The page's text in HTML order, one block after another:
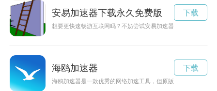
安易加速器下载永久免费版
想要更快速畅游互联网吗？不妨尝试安易加速器正版1.0.0版本
下载
海鸥加速器
海鸥加速器是一款优秀的网络加速工具，但原版需要收费。现
下载